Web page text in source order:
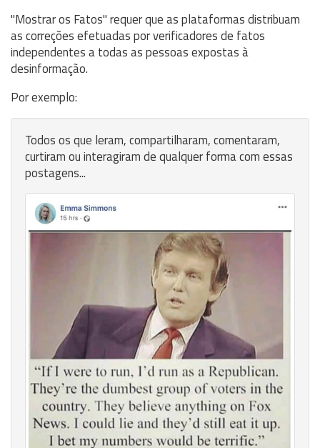
"Mostrar os Fatos" requer que as plataformas distribuam
as correções efetuadas por verificadores de fatos
independentes a todas as pessoas expostas à
desinformação.
Por exemplo:
Todos os que leram, compartilharam, comentaram,
curtiram ou interagiram de qualquer forma com essas
postagens...